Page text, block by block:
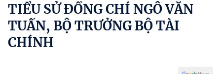
Tham vấn chính sách
Người dân góp ý
TIỂU SỬ ĐỒNG CHÍ NGÔ VĂN
TUẤN, BỘ TRƯỞNG BỘ TÀI
CHÍNH